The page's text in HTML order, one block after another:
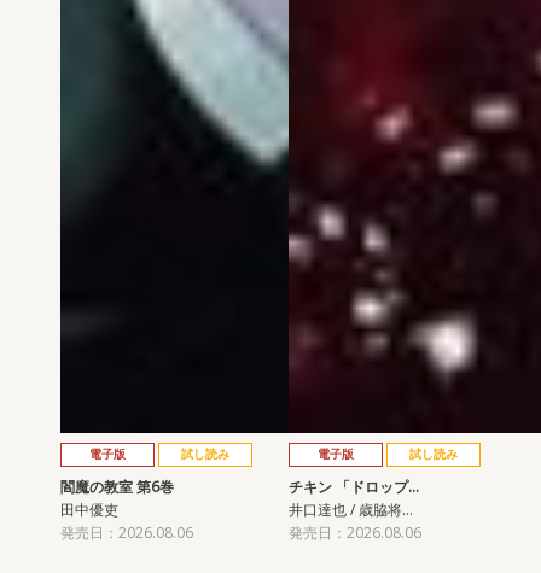
電子版 試し読み
閻魔の教室 第6巻
田中優吏
発売日：2026.08.06
電子版 試し読み
チキン 「ドロップ…
井口達也 / 歳脇将…
発売日：2026.08.06